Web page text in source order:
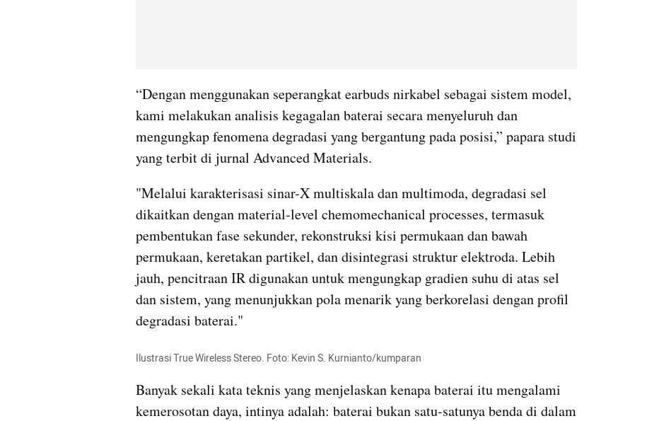
“Dengan menggunakan seperangkat earbuds nirkabel sebagai sistem model,
kami melakukan analisis kegagalan baterai secara menyeluruh dan
mengungkap fenomena degradasi yang bergantung pada posisi,” papara studi
yang terbit di jurnal Advanced Materials.
"Melalui karakterisasi sinar-X multiskala dan multimoda, degradasi sel
dikaitkan dengan material-level chemomechanical processes, termasuk
pembentukan fase sekunder, rekonstruksi kisi permukaan dan bawah
permukaan, keretakan partikel, dan disintegrasi struktur elektroda. Lebih
jauh, pencitraan IR digunakan untuk mengungkap gradien suhu di atas sel
dan sistem, yang menunjukkan pola menarik yang berkorelasi dengan profil
degradasi baterai."
Ilustrasi True Wireless Stereo. Foto: Kevin S. Kurnianto/kumparan
Banyak sekali kata teknis yang menjelaskan kenapa baterai itu mengalami
kemerosotan daya, intinya adalah: baterai bukan satu-satunya benda di dalam